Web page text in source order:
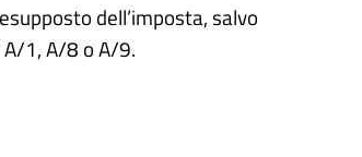
dell’imposta, salvo
1, A/8 o A/9.